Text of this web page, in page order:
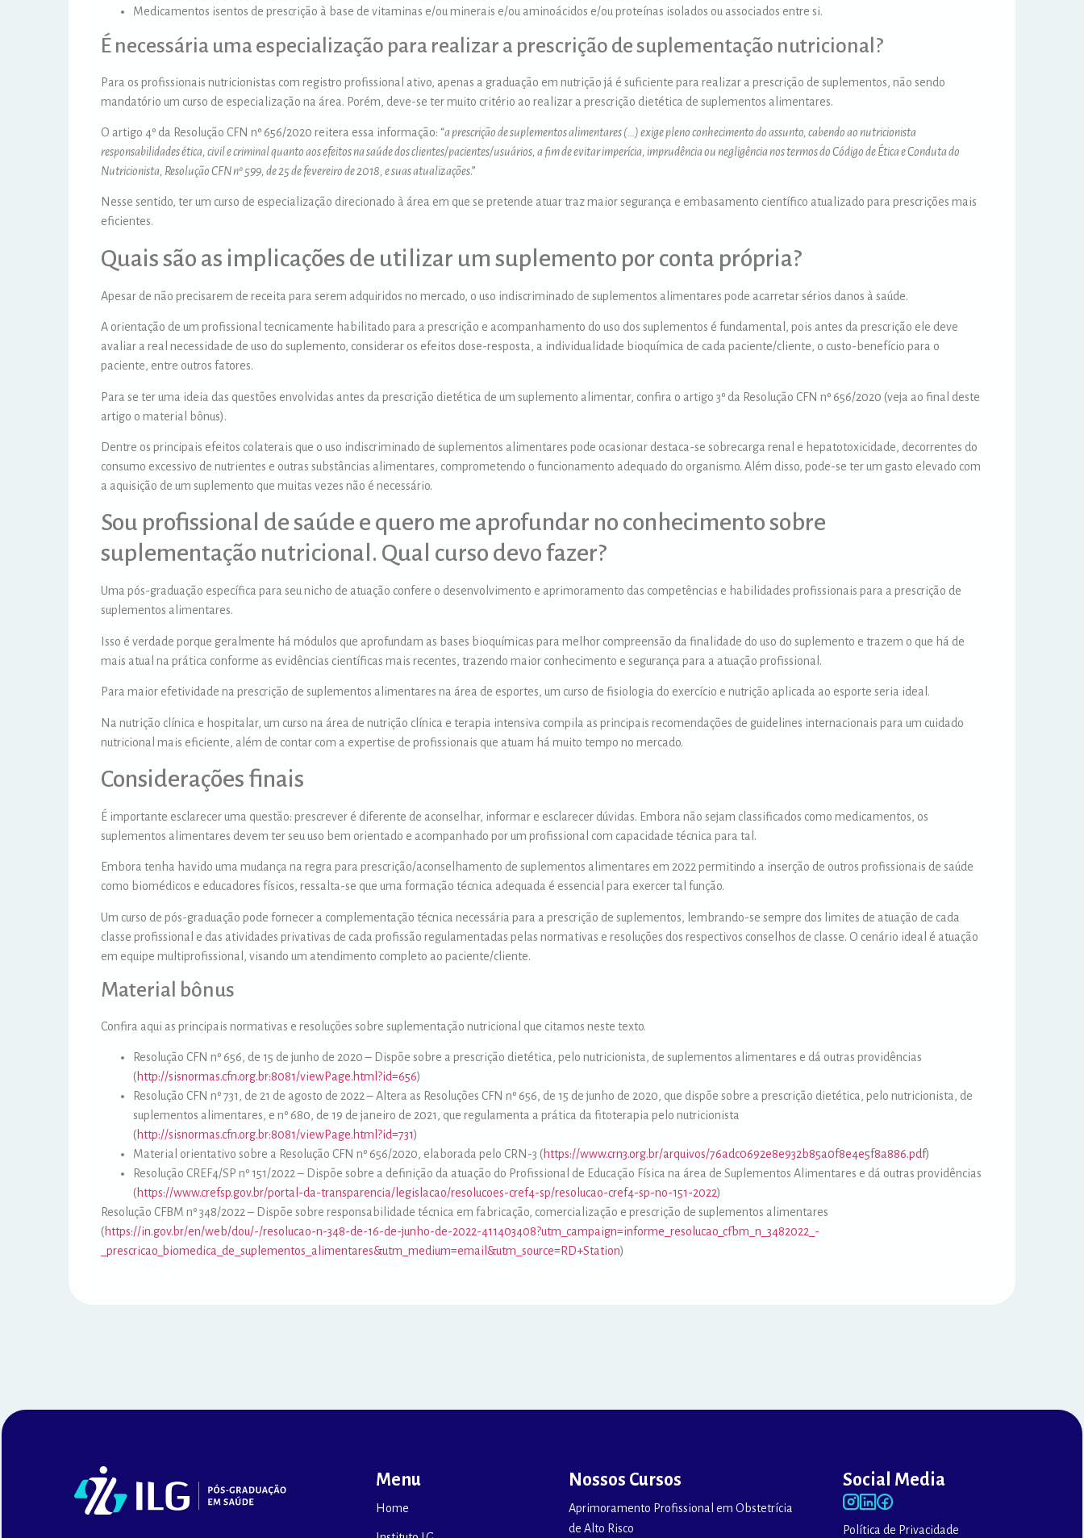
Medicamentos isentos de prescrição à base de vitaminas e/ou minerais e/ou aminoácidos e/ou proteínas isolados ou associados entre si.
É necessária uma especialização para realizar a prescrição de suplementação nutricional?
Para os profissionais nutricionistas com registro profissional ativo, apenas a graduação em nutrição já é suficiente para realizar a prescrição de suplementos, não sendo
mandatório um curso de especialização na área. Porém, deve-se ter muito critério ao realizar a prescrição dietética de suplementos alimentares.
O artigo 4º da Resolução CFN nº 656/2020 reitera essa informação: “a prescrição de suplementos alimentares (…) exige pleno conhecimento do assunto, cabendo ao nutricionista
responsabilidades ética, civil e criminal quanto aos efeitos na saúde dos clientes/pacientes/usuários, a fim de evitar imperícia, imprudência ou negligência nos termos do Código de Ética e Conduta do
Nutricionista, Resolução CFN nº 599, de 25 de fevereiro de 2018, e suas atualizações.”
Nesse sentido, ter um curso de especialização direcionado à área em que se pretende atuar traz maior segurança e embasamento científico atualizado para prescrições mais
eficientes.
Quais são as implicações de utilizar um suplemento por conta própria?
Apesar de não precisarem de receita para serem adquiridos no mercado, o uso indiscriminado de suplementos alimentares pode acarretar sérios danos à saúde.
A orientação de um profissional tecnicamente habilitado para a prescrição e acompanhamento do uso dos suplementos é fundamental, pois antes da prescrição ele deve
avaliar a real necessidade de uso do suplemento, considerar os efeitos dose-resposta, a individualidade bioquímica de cada paciente/cliente, o custo-benefício para o
paciente, entre outros fatores.
Para se ter uma ideia das questões envolvidas antes da prescrição dietética de um suplemento alimentar, confira o artigo 3º da Resolução CFN nº 656/2020 (veja ao final deste
artigo o material bônus).
Dentre os principais efeitos colaterais que o uso indiscriminado de suplementos alimentares pode ocasionar destaca-se sobrecarga renal e hepatotoxicidade, decorrentes do
consumo excessivo de nutrientes e outras substâncias alimentares, comprometendo o funcionamento adequado do organismo. Além disso, pode-se ter um gasto elevado com
a aquisição de um suplemento que muitas vezes não é necessário.
Sou profissional de saúde e quero me aprofundar no conhecimento sobre
suplementação nutricional. Qual curso devo fazer?
Uma pós-graduação específica para seu nicho de atuação confere o desenvolvimento e aprimoramento das competências e habilidades profissionais para a prescrição de
suplementos alimentares.
Isso é verdade porque geralmente há módulos que aprofundam as bases bioquímicas para melhor compreensão da finalidade do uso do suplemento e trazem o que há de
mais atual na prática conforme as evidências científicas mais recentes, trazendo maior conhecimento e segurança para a atuação profissional.
Para maior efetividade na prescrição de suplementos alimentares na área de esportes, um curso de fisiologia do exercício e nutrição aplicada ao esporte seria ideal.
Na nutrição clínica e hospitalar, um curso na área de nutrição clínica e terapia intensiva compila as principais recomendações de guidelines internacionais para um cuidado
nutricional mais eficiente, além de contar com a expertise de profissionais que atuam há muito tempo no mercado.
Considerações finais
É importante esclarecer uma questão: prescrever é diferente de aconselhar, informar e esclarecer dúvidas. Embora não sejam classificados como medicamentos, os
suplementos alimentares devem ter seu uso bem orientado e acompanhado por um profissional com capacidade técnica para tal.
Embora tenha havido uma mudança na regra para prescrição/aconselhamento de suplementos alimentares em 2022 permitindo a inserção de outros profissionais de saúde
como biomédicos e educadores físicos, ressalta-se que uma formação técnica adequada é essencial para exercer tal função.
Um curso de pós-graduação pode fornecer a complementação técnica necessária para a prescrição de suplementos, lembrando-se sempre dos limites de atuação de cada
classe profissional e das atividades privativas de cada profissão regulamentadas pelas normativas e resoluções dos respectivos conselhos de classe. O cenário ideal é atuação
em equipe multiprofissional, visando um atendimento completo ao paciente/cliente.
Material bônus
Confira aqui as principais normativas e resoluções sobre suplementação nutricional que citamos neste texto.
Resolução CFN nº 656, de 15 de junho de 2020 – Dispõe sobre a prescrição dietética, pelo nutricionista, de suplementos alimentares e dá outras providências
(http://sisnormas.cfn.org.br:8081/viewPage.html?id=656)
Resolução CFN nº 731, de 21 de agosto de 2022 – Altera as Resoluções CFN nº 656, de 15 de junho de 2020, que dispõe sobre a prescrição dietética, pelo nutricionista, de
suplementos alimentares, e nº 680, de 19 de janeiro de 2021, que regulamenta a prática da fitoterapia pelo nutricionista
(http://sisnormas.cfn.org.br:8081/viewPage.html?id=731)
Material orientativo sobre a Resolução CFN nº 656/2020, elaborada pelo CRN-3 (https://www.crn3.org.br/arquivos/76adc0692e8e932b85a0f8e4e5f8a886.pdf)
Resolução CREF4/SP nº 151/2022 – Dispõe sobre a definição da atuação do Profissional de Educação Física na área de Suplementos Alimentares e dá outras providências
(https://www.crefsp.gov.br/portal-da-transparencia/legislacao/resolucoes-cref4-sp/resolucao-cref4-sp-no-151-2022)
Resolução CFBM nº 348/2022 – Dispõe sobre responsabilidade técnica em fabricação, comercialização e prescrição de suplementos alimentares
(https://in.gov.br/en/web/dou/-/resolucao-n-348-de-16-de-junho-de-2022-411403408?utm_campaign=informe_resolucao_cfbm_n_3482022_-
_prescricao_biomedica_de_suplementos_alimentares&utm_medium=email&utm_source=RD+Station)
Menu
Home
Nossos Cursos
Aprimoramento Profissional em Obstetrícia
de Alto Risco
Social Media
Política de Privacidade